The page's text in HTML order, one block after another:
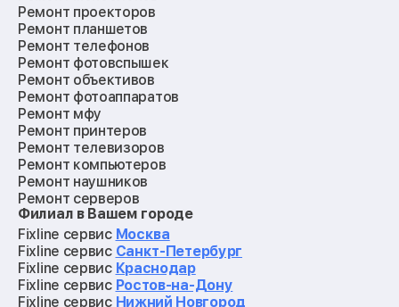
Ремонт проекторов
Ремонт планшетов
Ремонт телефонов
Ремонт фотовспышек
Ремонт объективов
Ремонт фотоаппаратов
Ремонт мфу
Ремонт принтеров
Ремонт телевизоров
Ремонт компьютеров
Ремонт наушников
Ремонт серверов
Ремонт мониторов
Ремонт квадрокоптеров
Ремонт электросамокатов
Ремонт материнских плат
Ремонт видеокарт
Ремонт кофемашин
Филиал в Вашем городе
Fixline сервис Москва
Fixline сервис Санкт-Петербург
Fixline сервис Краснодар
Fixline сервис Ростов-на-Дону
Fixline сервис Нижний Новгород